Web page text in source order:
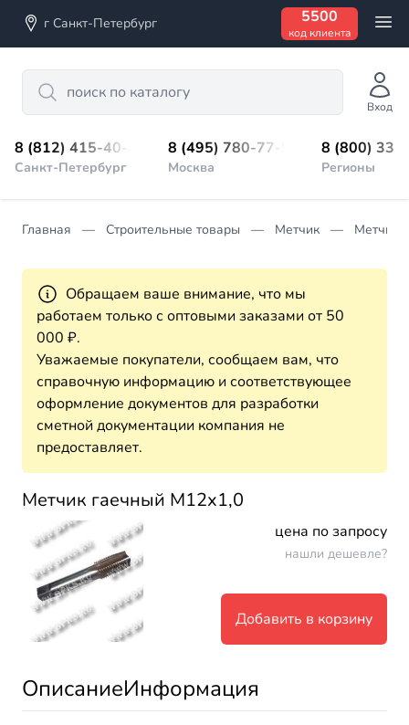
г Санкт-Петербург 5500
код клиента
Search
Вход
8 (812) 415-40-45
Санкт-Петербург
8 (495) 780-77-98
Москва
8 (800)
Регионы
Главная Строительные товары Метчик Метчик
Обращаем ваше внимание, что мы
работаем только с оптовыми заказами от 50
000 ₽.
Уважаемые покупатели, сообщаем вам, что
справочную информацию и соответствующее
оформление документов для разработки
сметной документации компания не
предоставляет.
Метчик гаечный М12х1,0
цена по запросу
нашли дешевле?
Добавить в корзину
ОписаниеИнформация